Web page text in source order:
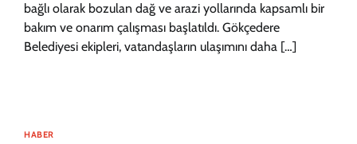
bağlı olarak bozulan dağ ve arazi yollarında kapsamlı bir
bakım ve onarım çalışması başlatıldı. Gökçedere
Belediyesi ekipleri, vatandaşların ulaşımını daha […]
HABER